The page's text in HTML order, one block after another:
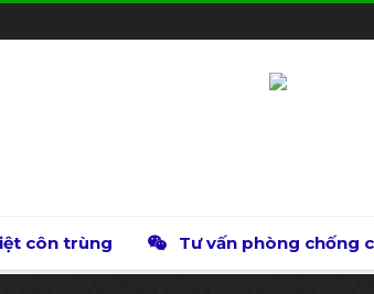
côn trùng Tư vấn phòng chống